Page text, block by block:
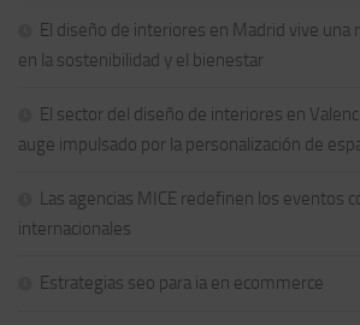
El diseño de interiores en Madrid vive una
en la sostenibilidad y el bienestar
El sector del diseño de interiores en
auge impulsado por la personalización de
Las agencias MICE redefinen los eventos
internacionales
Estrategias seo para ia en ecommerce